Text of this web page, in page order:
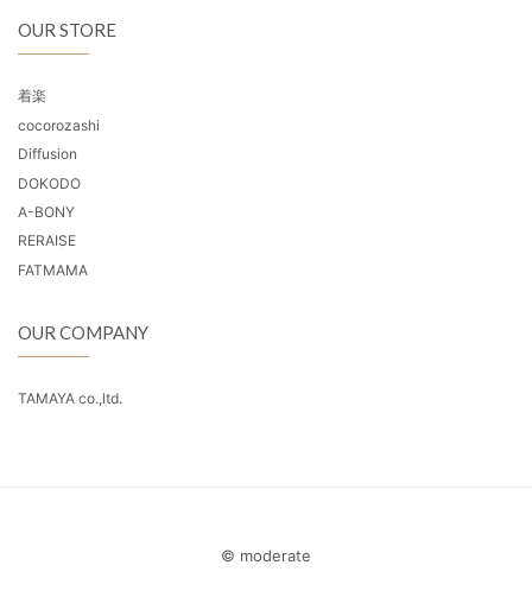
OUR STORE
着楽
cocorozashi
Diffusion
DOKODO
A-BONY
RERAISE
FATMAMA
OUR COMPANY
TAMAYA co.,ltd.
© moderate